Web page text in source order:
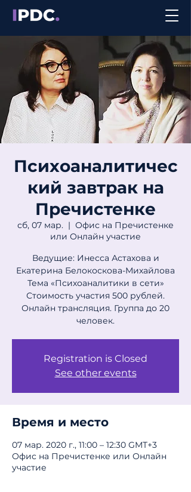
Психоаналитичес
кий завтрак на
Пречистенке
сб, 07 мар.
  |
Офис на Пречистенке
или Онлайн участие
Ведущие: Инесса Астахова и
Екатерина Белокоскова-Михайлова
Тема «Психоаналитики в сети»
Стоимость участия 500 рублей.
Онлайн трансляция. Группа до 20
человек.
Registration is Closed
See other events
Время и место
07 мар. 2020 г., 11:00 – 12:30 GMT+3
Офис на Пречистенке или Онлайн
участие